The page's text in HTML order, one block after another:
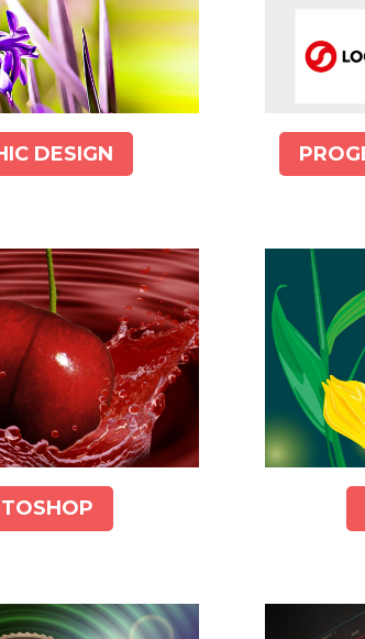
DESIGN